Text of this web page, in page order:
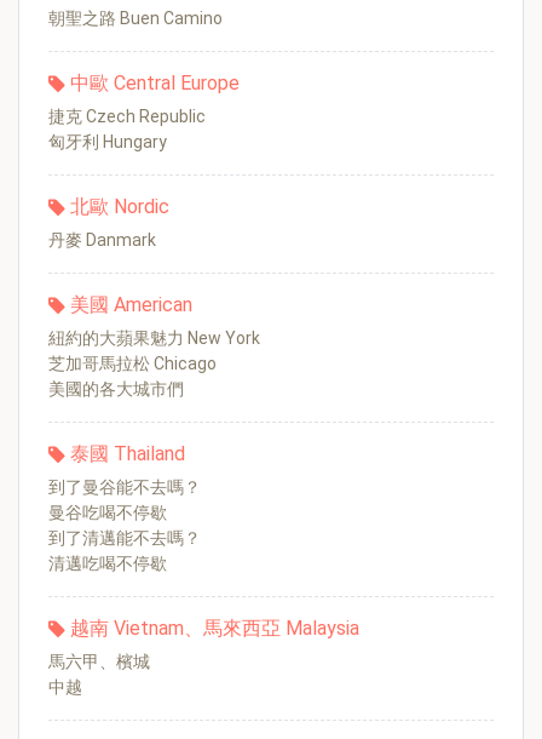
朝聖之路 Buen Camino
中歐 Central Europe
捷克 Czech Republic
匈牙利 Hungary
北歐 Nordic
丹麥 Danmark
美國 American
紐約的大蘋果魅力 New York
芝加哥馬拉松 Chicago
美國的各大城市們
泰國 Thailand
到了曼谷能不去嗎？
曼谷吃喝不停歇
到了清邁能不去嗎？
清邁吃喝不停歇
越南 Vietnam、馬來西亞 Malaysia
馬六甲、檳城
中越